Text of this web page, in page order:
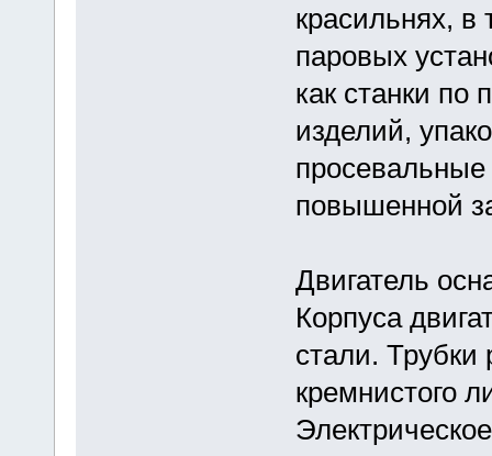
красильнях, в
паровых
как станки по
изделий,
повышенной
Двигатель
Корпуса
стали. Трубки
кремнистого